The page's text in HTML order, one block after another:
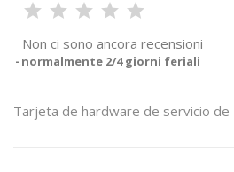
Non ci sono ancora recensioni
normalmente 2/4 giorni feriali
Tarjeta de hardware de servicio de